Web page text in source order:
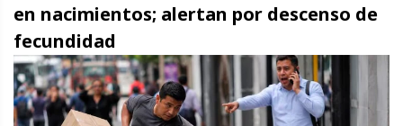
en nacimientos; alertan por descenso de
fecundidad